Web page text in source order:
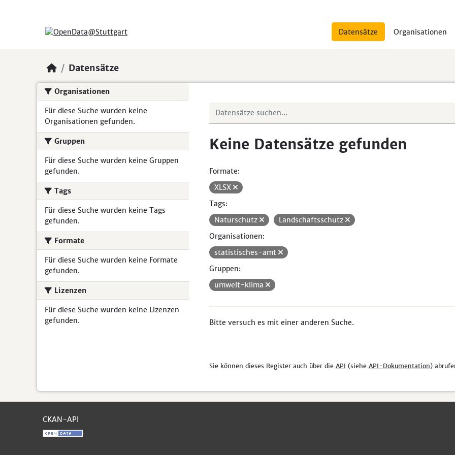
Datensätze Organisationen
Datensätze
Organisationen
Für diese Suche wurden keine
Organisationen gefunden.
Gruppen
Für diese Suche wurden keine Gruppen
gefunden.
Tags
Für diese Suche wurden keine Tags
gefunden.
Formate
Für diese Suche wurden keine Formate
gefunden.
Lizenzen
Für diese Suche wurden keine Lizenzen
gefunden.
Keine Datensätze gefunden
Formate:
XLSX
Tags:
Naturschutz
Landschaftsschutz
Organisationen:
statistisches-amt
Gruppen:
umwelt-klima
Bitte versuch es mit einer anderen Suche.
Sie können dieses Register auch über die API (siehe API-Dokumentation)
CKAN-API